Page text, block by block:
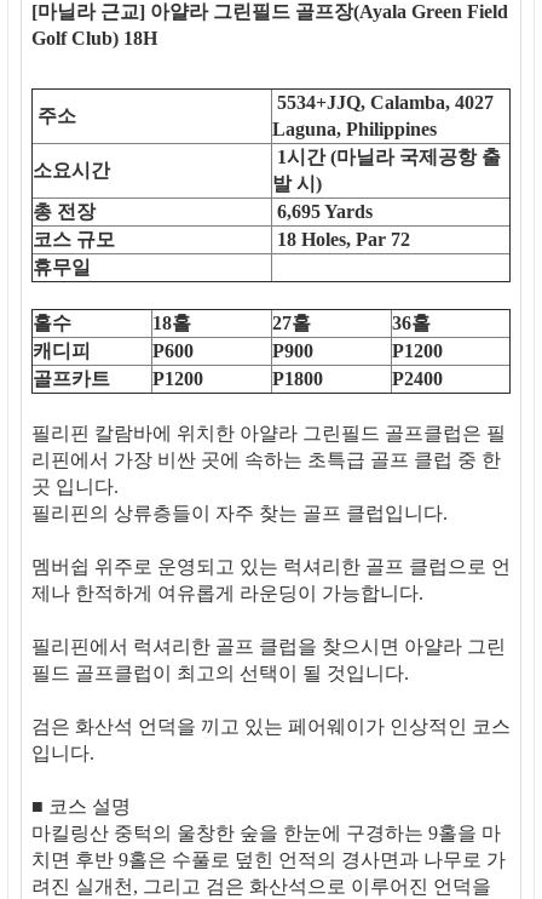
[마닐라 근교] 아얄라 그린필드 골프장(Ayala Green Field
Golf Club) 18H
주소
5534+JJQ, Calamba, 4027
Laguna, Philippines
소요시간
1시간 (마닐라 국제공항 출
발 시)
총 전장
6,695 Yards
코스 규모
18 Holes, Par 72
휴무일
홀수 18홀 27홀
36홀
캐디피
P600 P900
P1200
골프카트
P1200 P1800 P2400
필리핀 칼람바에 위치한 아얄라 그린필드 골프클럽은 필
리핀에서 가장 비싼 곳에 속하는 초특급 골프 클럽 중 한
곳 입니다.
필리핀의 상류층들이 자주 찾는 골프 클럽입니다.
멤버쉽 위주로 운영되고 있는 럭셔리한 골프 클럽으로 언
제나 한적하게 여유롭게 라운딩이 가능합니다.
필리핀에서 럭셔리한 골프 클럽을 찾으시면 아얄라 그린
필드 골프클럽이 최고의 선택이 될 것입니다.
검은 화산석 언덕을 끼고 있는 페어웨이가 인상적인 코스
입니다.
■ 코스 설명
마킬링산 중턱의 울창한 숲을 한눈에 구경하는 9홀을 마
치면 후반 9홀은 수풀로 덮힌 언적의 경사면과 나무로 가
려진 실개천, 그리고 검은 화산석으로 이루어진 언덕을